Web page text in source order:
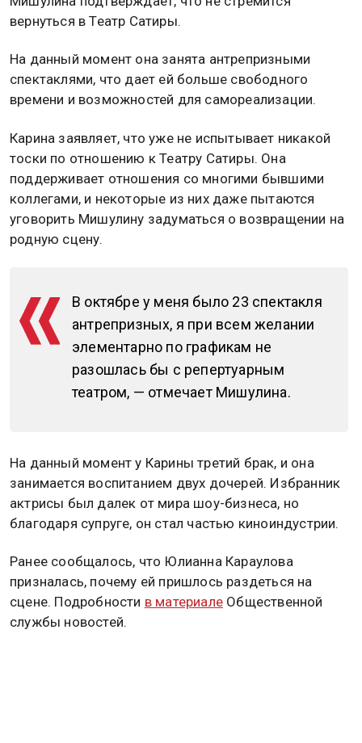
вернуться в Театр Сатиры.
На данный момент она занята антрепризными
спектаклями, что дает ей больше свободного
времени и возможностей для самореализации.
Карина заявляет, что уже не испытывает никакой
тоски по отношению к Театру Сатиры. Она
поддерживает отношения со многими бывшими
коллегами, и некоторые из них даже пытаются
уговорить Мишулину задуматься о возвращении на
родную сцену.
В октябре у меня было 23 спектакля
антрепризных, я при всем желании
элементарно по графикам не
разошлась бы с репертуарным
театром, — отмечает Мишулина.
На данный момент у Карины третий брак, и она
занимается воспитанием двух дочерей. Избранник
актрисы был далек от мира шоу-бизнеса, но
благодаря супруге, он стал частью киноиндустрии.
Ранее сообщалось, что Юлианна Караулова
призналась, почему ей пришлось раздеться на
сцене. Подробности в материале Общественной
службы новостей.